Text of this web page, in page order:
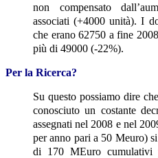
non compensato
associati (+4000 unità). I
che erano 62750 a fine
più di 49000 (-22%).
Per la Ricerca?
Su questo possiamo dire
conosciuto un costante
assegnati nel 2008 e nel
per anno pari a 50 Meuro)
di 170 MEuro cumulativi